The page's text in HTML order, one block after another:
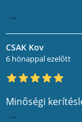
...
CSAK Kov
6 hónappal ezelőtt
Minőségi
...